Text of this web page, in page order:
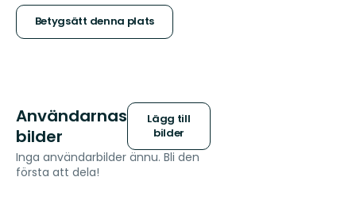
stjärnor
Betygsätt denna plats
Användarnas
bilder
Lägg till
bilder
Inga användarbilder ännu. Bli den
första att dela!